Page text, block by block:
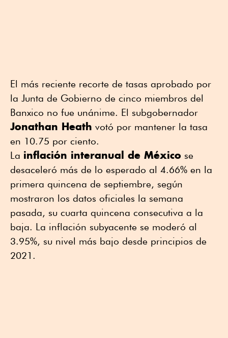
El más reciente recorte de tasas aprobado por
la Junta de Gobierno de cinco miembros del
Banxico no fue unánime. El subgobernador
Jonathan Heath votó por mantener la tasa
en 10.75 por ciento.
La inflación interanual de México se
desaceleró más de lo esperado al 4.66% en la
primera quincena de septiembre, según
mostraron los datos oficiales la semana
pasada, su cuarta quincena consecutiva a la
baja. La inflación subyacente se moderó al
3.95%, su nivel más bajo desde principios de
2021.